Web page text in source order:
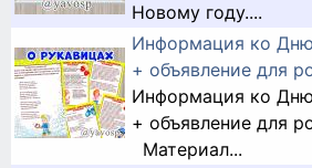
Новому году....
Информация ко
+ объявление для
Информация ко
+ объявление для
Материал...